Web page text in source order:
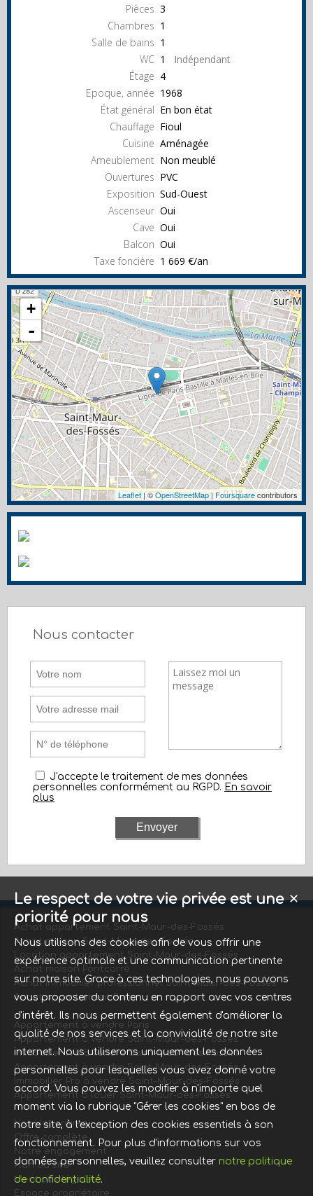
Pièces 3
Chambres 1
Salle de bains 1
WC 1
Indépendant
Étage 4
Epoque, année 1968
État général En bon état
Chauffage Fioul
Cuisine Aménagée
Ameublement Non meublé
Ouvertures PVC
Exposition Sud-Ouest
Ascenseur Oui
Cave Oui
Balcon Oui
Taxe foncière 1 669 €/an
+
-
Leaflet| ©OpenStreetMap|Foursquarecontributors
Nous contacter
J'accepte le traitement de mes données
personnelles conformément au RGPD. En savoir
plus
Achat appartement Saint-Maur-des-Fossés
Achat maison Saint-Maur-des-Fossés
Location appartement Saint-Maur-des-Fossés
Achat maison Pontcarré
Achat immobilier professionnel Saint-Maur-des-Fossés
Achat appartement Paris
Appartement à vendre Paris
Appartement à vendre Saint-Maur-des-Fossés
Immobilier Pro à vendre Saint-Maur-des-Fossés
Appartement à vendre Saint-Maur-des-Fossés
Immobilier Pro à vendre Saint-Maur-des-Fossés
Appartement à louer Saint-Maur-des-Fossés
Nos Honoraires
Offre complète
Notre engagement
Plan du site
Mentions légales
Espace propriétaire
✕
Le respect de votre vie privée est une
priorité pour nous
Nous utilisons des cookies afin de vous offrir une
expérience optimale et une communication pertinente
sur notre site. Grace à ces technologies, nous pouvons
vous proposer du contenu en rapport avec vos centres
d'intérêt. Ils nous permettent également d'améliorer la
qualité de nos services et la convivialité de notre site
internet. Nous utiliserons uniquement les données
personnelles pour lesquelles vous avez donné votre
accord. Vous pouvez les modifier à n'importe quel
moment via la rubrique "Gérer les cookies" en bas de
notre site, à l'exception des cookies essentiels à son
fonctionnement. Pour plus d'informations sur vos
données personnelles, veuillez consulter notre politique
de confidentialité.